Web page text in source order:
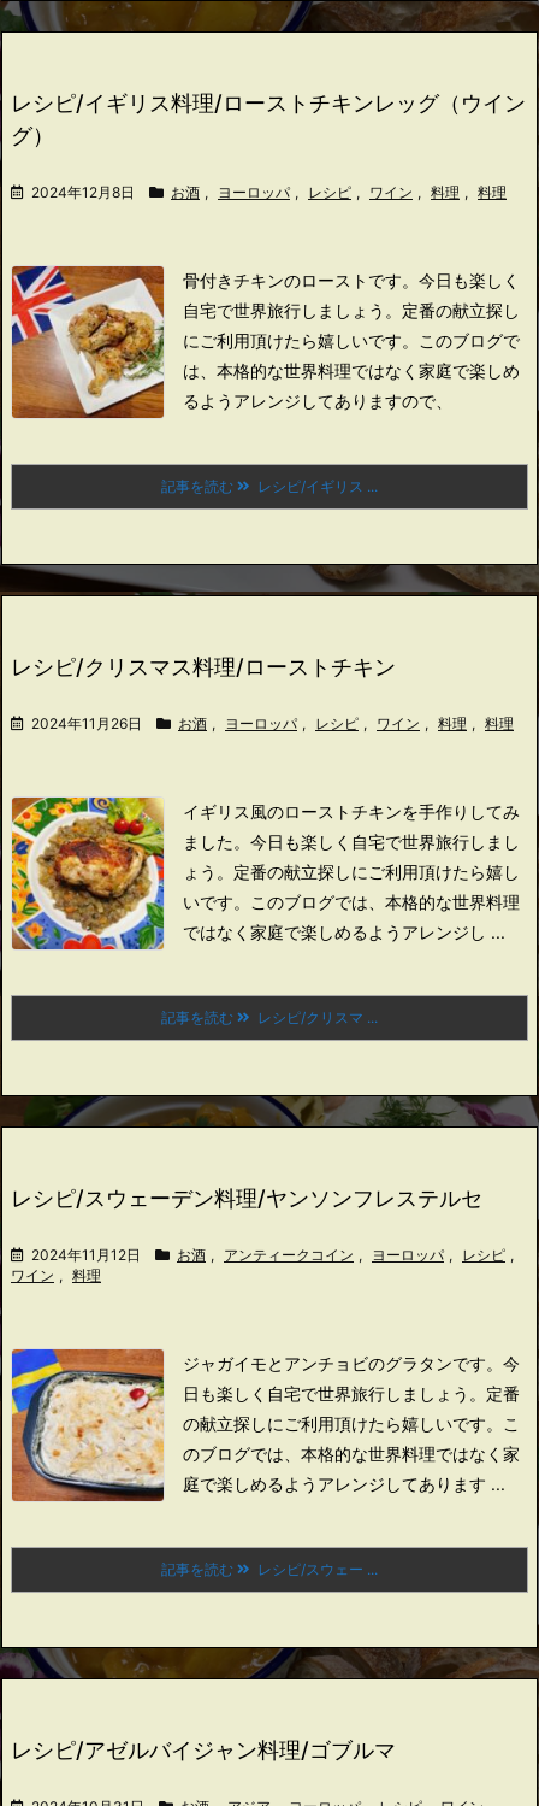
レシピ/イギリス料理/ローストチキンレッグ（ウイン
グ）
2024年12月8日 お酒 , ヨーロッパ , レシピ , ワイン , 料理 , 料理
骨付きチキンのローストです。 今日も楽しく
自宅で世界旅行しましょう。 定番の献立探し
にご利用頂けたら嬉しいです。
このブログで
は、本格的な世界料理ではなく家庭で楽しめ
るようアレンジしてありますので、
記事を読む レシピ/イギリス ...
レシピ/クリスマス料理/ローストチキン
2024年11月26日 お酒 , ヨーロッパ , レシピ , ワイン , 料理 , 料理
イギリス風のローストチキンを手作りしてみ
ました。 今日も楽しく自宅で世界旅行しまし
ょう。 定番の献立探しにご利用頂けたら嬉し
いです。
このブログでは、本格的な世界料理
ではなく家庭で楽しめるようアレンジし ...
記事を読む レシピ/クリスマ ...
レシピ/スウェーデン料理/ヤンソンフレステルセ
2024年11月12日 お酒 , アンティークコイン , ヨーロッパ , レシピ ,
ワイン , 料理
ジャガイモとアンチョビのグラタンです。 今
日も楽しく自宅で世界旅行しましょう。 定番
の献立探しにご利用頂けたら嬉しいです。
こ
のブログでは、本格的な世界料理ではなく家
庭で楽しめるようアレンジしてあります ...
記事を読む レシピ/スウェー ...
レシピ/アゼルバイジャン料理/ゴブルマ